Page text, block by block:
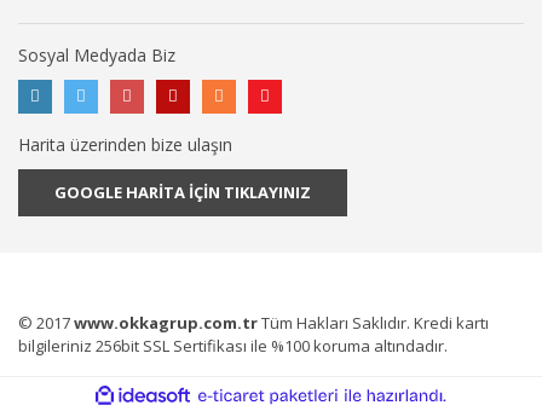
Sosyal Medyada Biz
Harita üzerinden bize ulaşın
GOOGLE HARİTA İÇİN TIKLAYINIZ
© 2017www.okkagrup.com.trTüm Hakları Saklıdır. Kredi kartı
bilgileriniz 256bit SSL Sertifikası ile %100 koruma altındadır.
ideasoft
e-